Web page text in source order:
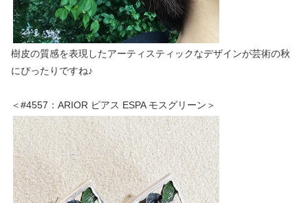
樹皮の質感を表現したアーティスティックなデザインが芸術の秋
にぴったりですね♪
＜#4557：ARIOR ピアス ESPA モスグリーン＞